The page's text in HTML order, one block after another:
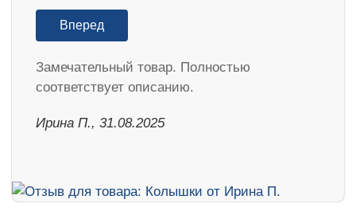
Вперед
Замечательный товар. Полностью
соответствует описанию.
Ирина П., 31.08.2025